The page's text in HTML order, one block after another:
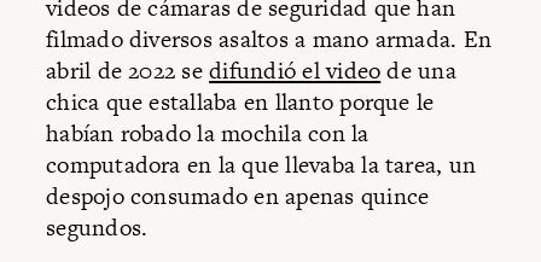
videos de cámaras de seguridad que han
filmado diversos asaltos a mano armada. En
abril de 2022 sedifundió el videode una
chica que estallaba en llanto porque le
habían robado la mochila con la
computadora en la que llevaba la tarea, un
despojo consumado en apenas quince
segundos.